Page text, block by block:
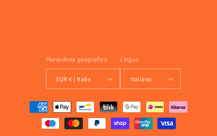
Paese/Area geografica
EUR € | Italia
Lingua
Italiano
Metodi
pagamento